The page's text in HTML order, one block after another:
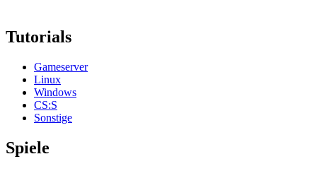
Tutorials
Gameserver
Linux
Windows
CS:S
Sonstige
Spiele